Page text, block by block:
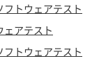
トウェアテスト
ェアテスト
フトウェアテスト